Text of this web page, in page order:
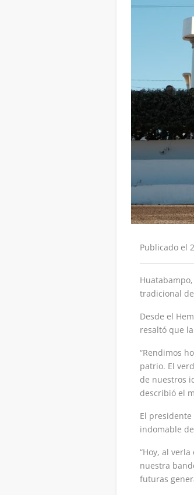
Publicado el
tradicional
Desde el
resaltó que
“Rendimos
patrio. El
de nuestros
describió el
El
indomable
“Hoy, al
nuestra
futuras